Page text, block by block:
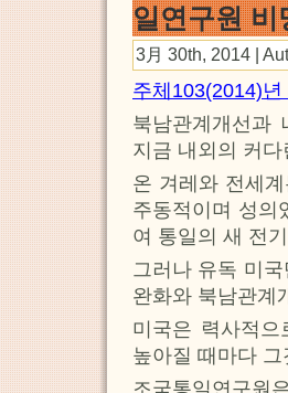
일연구원 비
3月 30th, 2014 |
주체103(2014)
북남관계개선과
지금 내외의 커
온 겨레와 전세
주동적이며 성의
여 통일의 새 전
그러나 유독 미
완화와 북남관계
미국은 력사적
높아질 때마다